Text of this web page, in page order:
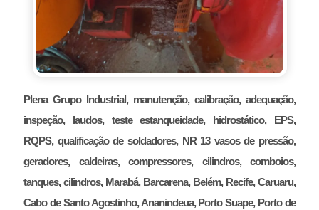
Plena Grupo Industrial, manutenção, calibração, adequação,
inspeção, laudos, teste estanqueidade, hidrostático, EPS,
RQPS, qualificação de soldadores, NR 13 vasos de pressão,
geradores, caldeiras, compressores, cilindros, comboios,
tanques, cilindros, Marabá, Barcarena, Belém, Recife, Caruaru,
Cabo de Santo Agostinho, Ananindeua, Porto Suape, Porto de